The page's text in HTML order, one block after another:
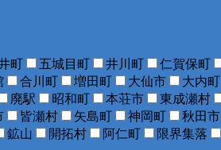
町 五城目町 井川町 仁賀保町
合川町 増田町 大仙市 大内町
廃駅 昭和町 本荘市 東成瀬村
皆瀬村 矢島町 神岡町 秋田市
鉱山 開拓村 阿仁町 限界集落